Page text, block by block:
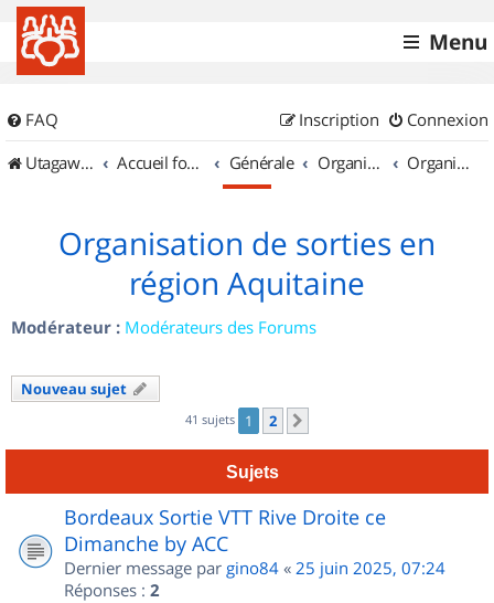
Menu
FAQ Connexion
Inscription
UtagawaVTT (Randos VTT et VTTAE avec traces GPS)
Accueil forum Générale Organisation de sorties & Recherche de partenaires Organisation de sorties en région Aquitaine
Organisation de sorties en
région Aquitaine
Modérateur : Modérateurs des Forums
Nouveau sujet
41 sujets 1 2
Sujets
Bordeaux Sortie VTT Rive Droite ce
Dimanche by ACC
Dernier message par gino84 « 25 juin 2025, 07:24
Réponses : 2